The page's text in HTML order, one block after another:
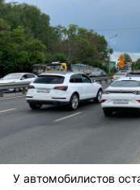
У автомобилистов